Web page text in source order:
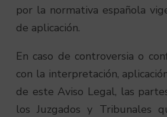
por la normativa española
de aplicación.
En caso de controversia o
con la interpretación,
de este Aviso Legal, las
los Juzgados y Tribunales